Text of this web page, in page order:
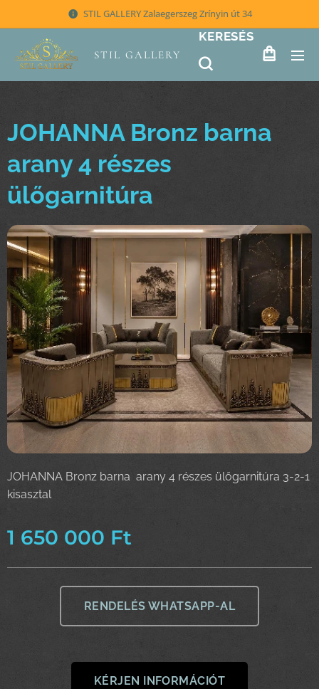
STIL GALLERY Zalaegerszeg Zrínyin út 34
STIL GALLERY
KERESÉS
JOHANNA Bronz barna
arany 4 részes
ülőgarnitúra
JOHANNA Bronz barna arany 4 részes ülőgarnitúra 3-2-1
kisasztal
1 650 000 Ft
RENDELÉS WHATSAPP-AL
KÉRJEN INFORMÁCIÓT